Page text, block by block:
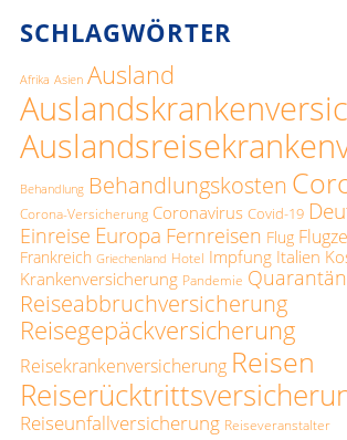
SCHLAGWÖRTER
Afrika Asien Ausland
Behandlung Behandlungskosten
Corona-Versicherung Coronavirus Covid-19
Einreise Europa Fernreisen Flug
Frankreich Griechenland Hotel Impfung Italien
Krankenversicherung Pandemie
Reiseabbruchversicherung
Reisegepäckversicherung
Reisekrankenversicherung Reisen
Reiseunfallversicherung Reiseveranstalter